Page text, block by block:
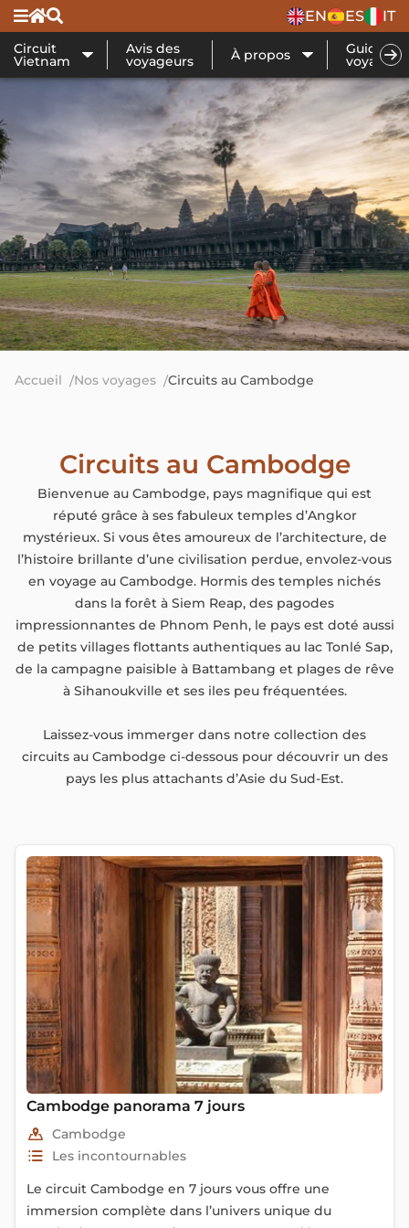
EN ES IT
Circuit
Vietnam
Avis des
voyageurs À propos Guide de
voyage
Accueil Nos voyages Circuits au Cambodge
Circuits au Cambodge
Bienvenue au Cambodge, pays magnifique qui est
réputé grâce à ses fabuleux temples d’Angkor
mystérieux. Si vous êtes amoureux de l’architecture, de
l’histoire brillante d’une civilisation perdue, envolez-vous
en voyage au Cambodge. Hormis des temples nichés
dans la forêt à Siem Reap, des pagodes
impressionnantes de Phnom Penh, le pays est doté aussi
de petits villages flottants authentiques au lac Tonlé Sap,
de la campagne paisible à Battambang et plages de rêve
à Sihanoukville et ses iles peu fréquentées.
Laissez-vous immerger dans notre collection des
circuits au Cambodge ci-dessous pour découvrir un des
pays les plus attachants d’Asie du Sud-Est.
Cambodge panorama 7 jours
Cambodge
Les incontournables
Le circuit Cambodge en 7 jours vous offre une
immersion complète dans l’univers unique du